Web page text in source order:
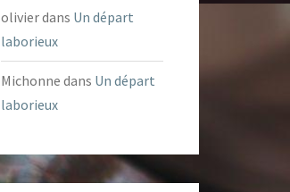
olivierdans Un départ
laborieux
Michonne dans Un départ
laborieux